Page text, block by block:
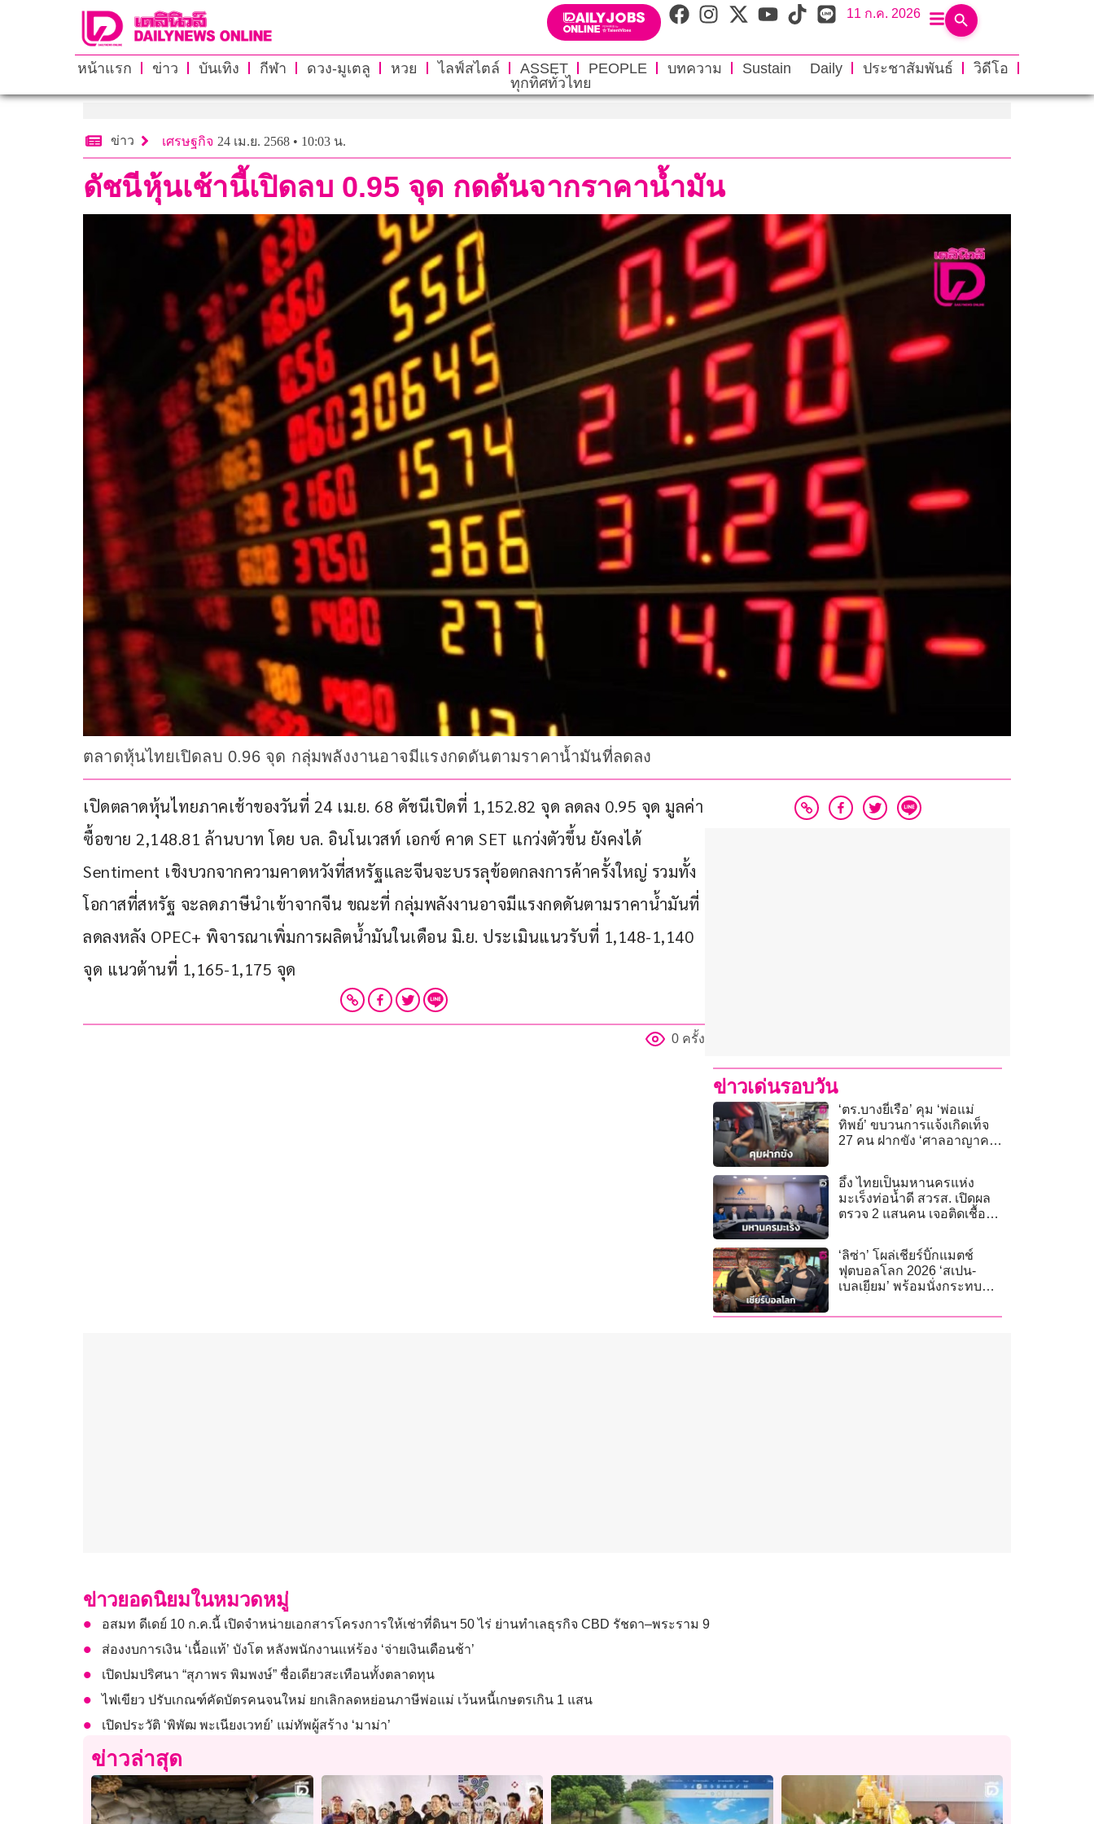
11 ก.ค. 2026
หน้าแรก ข่าว บันเทิง กีฬา ดวง-มูเตลู หวย ไลฟ์สไตล์ ASSET PEOPLE บทความ Sustain Daily ประชาสัมพันธ์
วิดีโอ
ทุกทิศทั่วไทย
ข่าว เศรษฐกิจ 24 เม.ย. 2568 • 10:03 น.
ดัชนีหุ้นเช้านี้เปิดลบ 0.95 จุด กดดันจากราคาน้ำมัน
ตลาดหุ้นไทยเปิดลบ 0.96 จุด กลุ่มพลังงานอาจมีแรงกดดันตามราคาน้ำมันที่ลดลง
เปิดตลาดหุ้นไทยภาคเช้าของวันที่ 24 เม.ย. 68 ดัชนีเปิดที่ 1,152.82 จุด ลดลง 0.95 จุด มูลค่า
ซื้อขาย 2,148.81 ล้านบาท โดย บล. อินโนเวสท์ เอกซ์ คาด SET แกว่งตัวขึ้น ยังคงได้
Sentiment เชิงบวกจากความคาดหวังที่สหรัฐและจีนจะบรรลุข้อตกลงการค้าครั้งใหญ่ รวมทั้ง
โอกาสที่สหรัฐ จะลดภาษีนําเข้าจากจีน ขณะที่ กลุ่มพลังงานอาจมีแรงกดดันตามราคาน้ำมันที่
ลดลงหลัง OPEC+ พิจารณาเพิ่มการผลิตน้ำมันในเดือน มิ.ย. ประเมินแนวรับที่ 1,148-1,140
จุด แนวต้านที่ 1,165-1,175 จุด
0 ครั้ง
ข่าวเด่นรอบวัน
‘ตร.บางยี่เรือ’ คุม ‘พ่อแม่
ทิพย์’ ขบวนการแจ้งเกิดเท็จ
27 คน ฝากขัง ‘ศาลอาญาคดี
อึ้ง ไทยเป็นมหานครแห่ง
มะเร็งท่อน้ำดี สวรส. เปิดผล
ตรวจ 2 แสนคน เจอติดเชื้อ
‘ลิซ่า’ โผล่เชียร์บิ๊กแมตช์
ฟุตบอลโลก 2026 ‘สเปน-
เบลเยียม’ พร้อมนั่งกระทบ
ข่าวยอดนิยมในหมวดหมู่
อสมท ดีเดย์ 10 ก.ค.นี้ เปิดจำหน่ายเอกสารโครงการให้เช่าที่ดินฯ 50 ไร่ ย่านทำเลธุรกิจ CBD รัชดา–พระราม 9
ส่องงบการเงิน ‘เนื้อแท้’ บังโต หลังพนักงานแห่ร้อง ‘จ่ายเงินเดือนช้า’
เปิดปมปริศนา “สุภาพร พิมพงษ์” ชื่อเดียวสะเทือนทั้งตลาดทุน
ไฟเขียว ปรับเกณฑ์คัดบัตรคนจนใหม่ ยกเลิกลดหย่อนภาษีพ่อแม่ เว้นหนี้เกษตรเกิน 1 แสน
เปิดประวัติ ‘พิพัฒ พะเนียงเวทย์’ แม่ทัพผู้สร้าง ‘มาม่า’
ข่าวล่าสุด